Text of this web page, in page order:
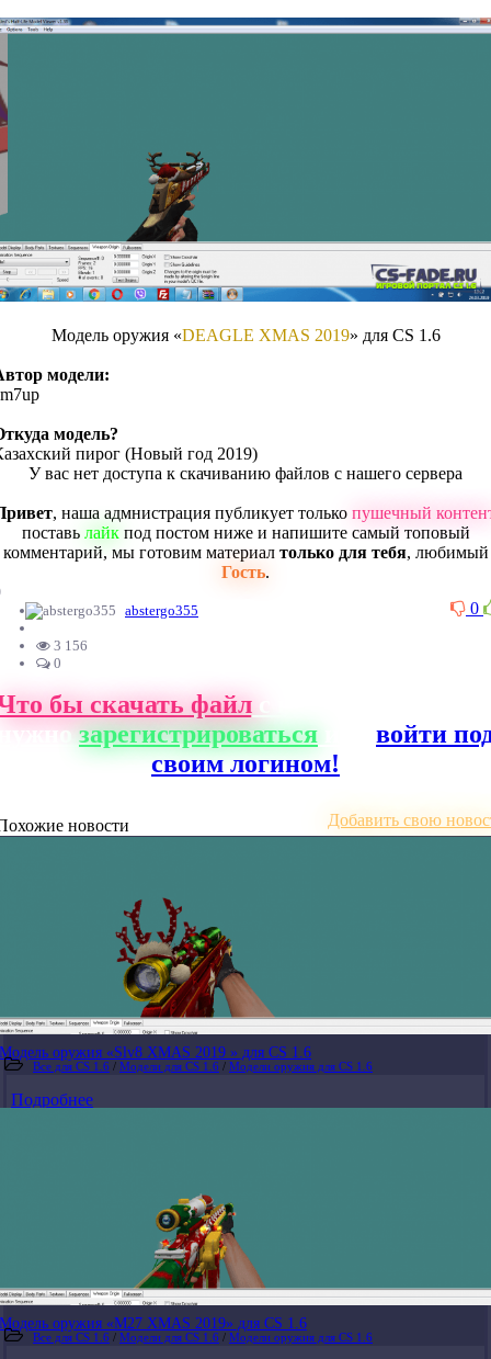
Модель оружия «DEAGLE XMAS 2019» для CS 1.6
модели:
модель?
пирог (Новый год 2019)
У вас нет доступа к скачиванию файлов с нашего сервера
, наша адмнистрация публикует только пушечный
поставь лайкпод постом ниже и напишите самый топовый
комментарий, мы готовим материал только для тебя, любимый
Гость.
0
abstergo355
3 156
0
бы скачать файлс нашего сайта,
зарегистрироваться
войти
своим логином!
новости Добавить свою
Модель оружия «Slv8 XMAS 2019 » для CS 1.6
Все для CS 1.6 / Модели для CS 1.6 / Модели оружия для CS 1.6
Подробнее
Модель оружия «M27 XMAS 2019» для CS 1.6
Все для CS 1.6 / Модели для CS 1.6 / Модели оружия для CS 1.6